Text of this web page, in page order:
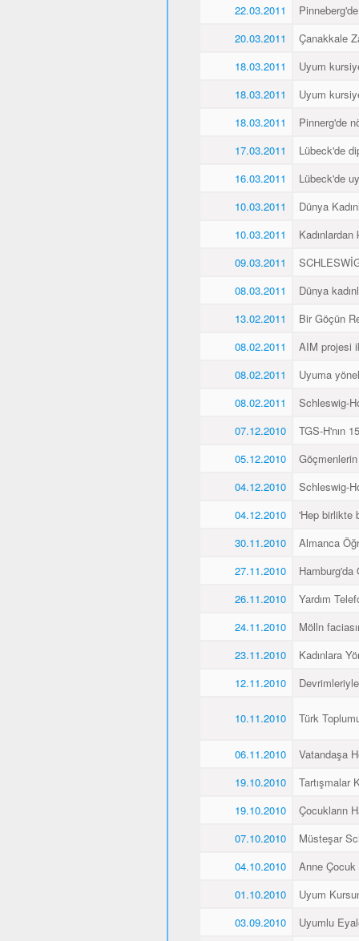
22.03.2011
20.03.2011
Çanakkale
18.03.2011
Uyum
18.03.2011
Uyum
18.03.2011
Pinnerg'de
17.03.2011
Lübeck'de
16.03.2011
Lübeck'de
10.03.2011
Dünya
10.03.2011
Kadınlardan
09.03.2011
08.03.2011
Dünya
13.02.2011
Bir Göçün
08.02.2011
AIM projesi
08.02.2011
Uyuma
08.02.2011
Schleswig-
07.12.2010
TGS-H'nın
05.12.2010
04.12.2010
Schleswig-
04.12.2010
'Hep birlikte
30.11.2010
Almanca
27.11.2010
Hamburg'da
26.11.2010
Yardım
24.11.2010
Mölln
23.11.2010
Kadınlara
12.11.2010
10.11.2010 Türk
06.11.2010
Vatandaşa
19.10.2010
Tartışmalar
19.10.2010
Çocukların
07.10.2010
Müsteşar
04.10.2010
Anne
01.10.2010
Uyum
03.09.2010
Uyumlu